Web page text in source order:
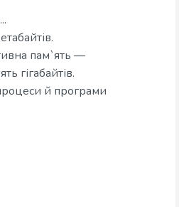
пам`ять —
гігабайтів.
й програми